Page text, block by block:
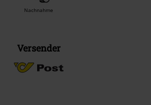
Nachnahme
Versender